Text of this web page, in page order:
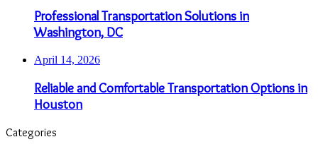
Professional Transportation Solutions in
Washington, DC
April 14, 2026
Reliable and Comfortable Transportation Options in
Houston
Categories